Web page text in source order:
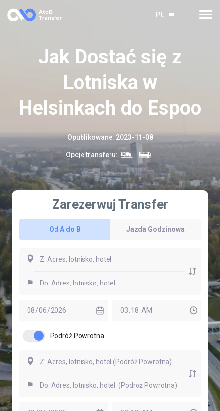
PL
Jak Dostać się z
Lotniska w
Helsinkach do Espoo
Opublikowane: 2023-11-08
Opcje transferu:
Zarezerwuj Transfer
Od A do B Jazda Godzinowa
Podróż Powrotna